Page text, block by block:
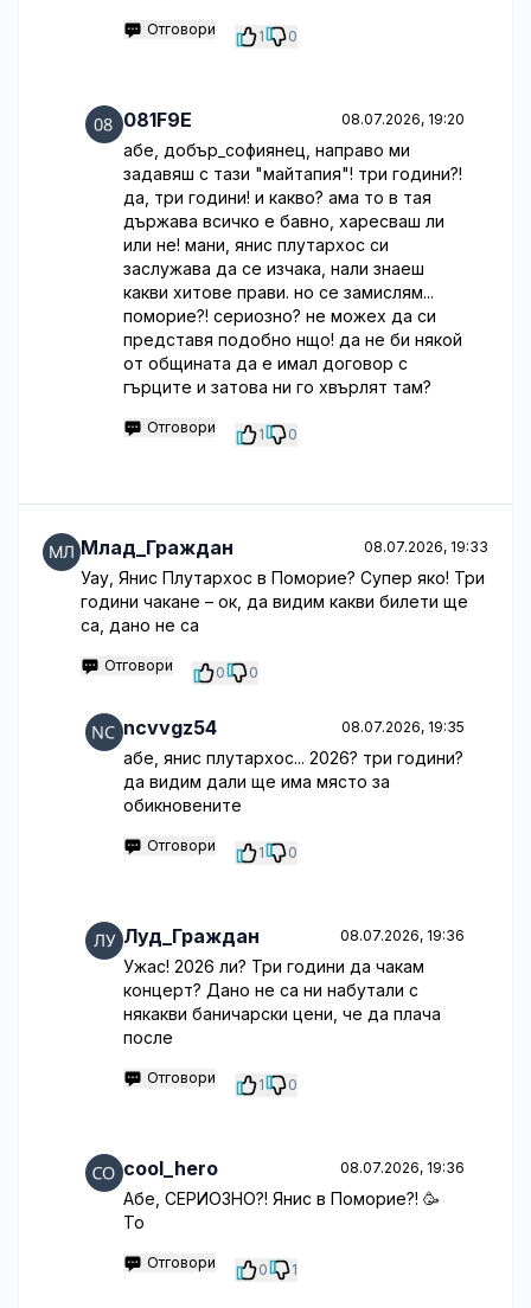
Отговори 1 0
081F9E 08.07.2026, 19:20
абе, добър_софиянец, направо ми
задавяш с тази "майтапия"! три години?!
да, три години! и какво? ама то в тая
държава всичко е бавно, харесваш ли
или не! мани, янис плутархос си
заслужава да се изчака, нали знаеш
какви хитове прави. но се замислям...
поморие?! сериозно? не можех да си
представя подобно нщо! да не би някой
от общината да е имал договор с
гърците и затова ни го хвърлят там?
Отговори 1 0
Млад_Граждан 08.07.2026, 19:33
Уау, Янис Плутархос в Поморие? Супер яко! Три
години чакане – ок, да видим какви билети ще
са, дано не са
Отговори 0 0
ncvvgz54 08.07.2026, 19:35
абе, янис плутархос... 2026? три години?
да видим дали ще има място за
обикновените
Отговори 1 0
Луд_Граждан 08.07.2026, 19:36
Ужас! 2026 ли? Три години да чакам
концерт? Дано не са ни набутали с
някакви баничарски цени, че да плача
после
Отговори 1 0
cool_hero 08.07.2026, 19:36
Абе, СЕРИОЗНО?! Янис в Поморие?! 🥳
То
Отговори 0 1